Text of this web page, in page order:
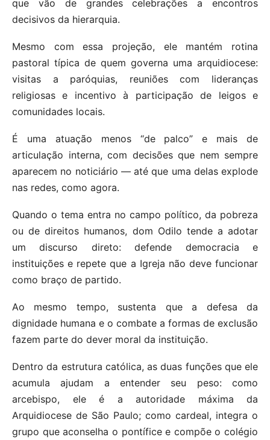
que vão de grandes celebrações a encontros
decisivos da hierarquia.
Mesmo com essa projeção, ele mantém rotina
pastoral típica de quem governa uma arquidiocese:
visitas a paróquias, reuniões com lideranças
religiosas e incentivo à participação de leigos e
comunidades locais.
É uma atuação menos “de palco” e mais de
articulação interna, com decisões que nem sempre
aparecem no noticiário — até que uma delas explode
nas redes, como agora.
Quando o tema entra no campo político, da pobreza
ou de direitos humanos, dom Odilo tende a adotar
um discurso direto: defende democracia e
instituições e repete que a Igreja não deve funcionar
como braço de partido.
Ao mesmo tempo, sustenta que a defesa da
dignidade humana e o combate a formas de exclusão
fazem parte do dever moral da instituição.
Dentro da estrutura católica, as duas funções que ele
acumula ajudam a entender seu peso: como
arcebispo, ele é a autoridade máxima da
Arquidiocese de São Paulo; como cardeal, integra o
grupo que aconselha o pontífice e compõe o colégio